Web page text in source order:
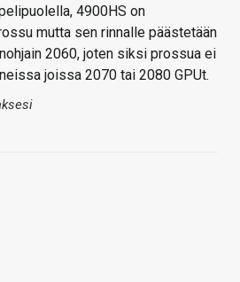
4900HS on
mutta sen rinnalle päästetään
2060, joten siksi prossua ei
joissa 2070 tai 2080 GPUt.